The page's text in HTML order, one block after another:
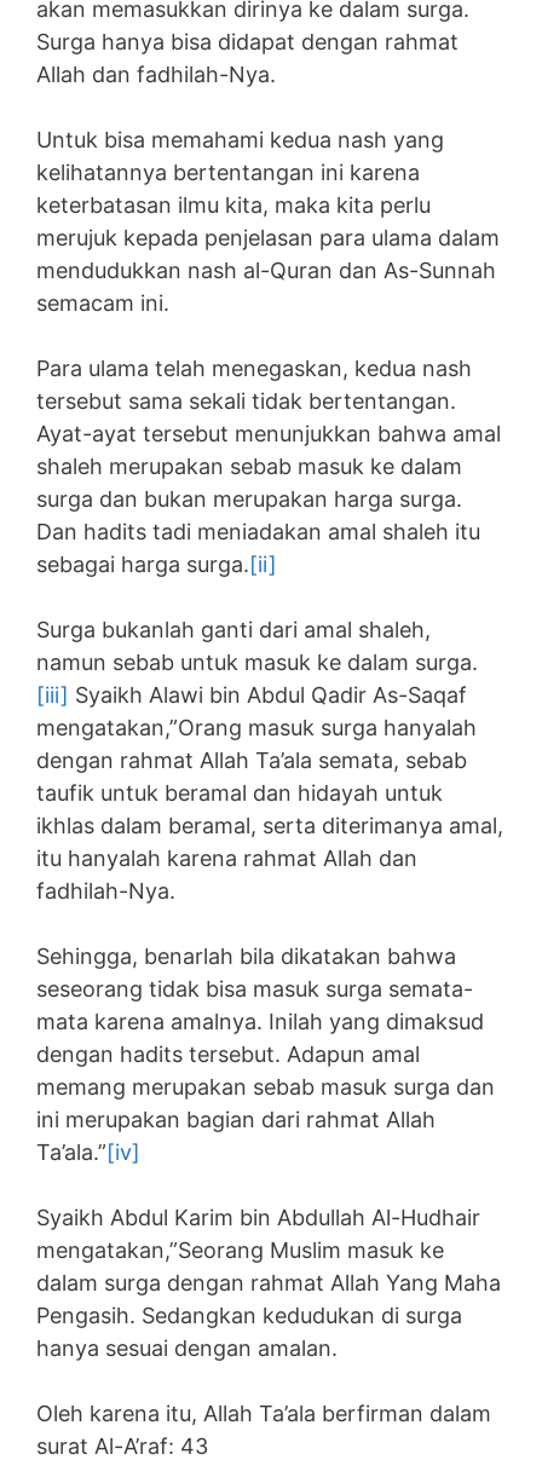
akan memasukkan dirinya ke dalam surga.
Surga hanya bisa didapat dengan rahmat
Allah dan fadhilah-Nya.
Untuk bisa memahami kedua nash yang
kelihatannya bertentangan ini karena
keterbatasan ilmu kita, maka kita perlu
merujuk kepada penjelasan para ulama dalam
mendudukkan nash al-Quran dan As-Sunnah
semacam ini.
Para ulama telah menegaskan, kedua nash
tersebut sama sekali tidak bertentangan.
Ayat-ayat tersebut menunjukkan bahwa amal
shaleh merupakan sebab masuk ke dalam
surga dan bukan merupakan harga surga.
Dan hadits tadi meniadakan amal shaleh itu
sebagai harga surga.[ii]
Surga bukanlah ganti dari amal shaleh,
namun sebab untuk masuk ke dalam surga.
[iii] Syaikh Alawi bin Abdul Qadir As-Saqaf
mengatakan,”Orang masuk surga hanyalah
dengan rahmat Allah Ta’ala semata, sebab
taufik untuk beramal dan hidayah untuk
ikhlas dalam beramal, serta diterimanya amal,
itu hanyalah karena rahmat Allah dan
fadhilah-Nya.
Sehingga, benarlah bila dikatakan bahwa
seseorang tidak bisa masuk surga semata-
mata karena amalnya. Inilah yang dimaksud
dengan hadits tersebut. Adapun amal
memang merupakan sebab masuk surga dan
ini merupakan bagian dari rahmat Allah
Ta’ala.”[iv]
Syaikh Abdul Karim bin Abdullah Al-Hudhair
mengatakan,”Seorang Muslim masuk ke
dalam surga dengan rahmat Allah Yang Maha
Pengasih. Sedangkan kedudukan di surga
hanya sesuai dengan amalan.
Oleh karena itu, Allah Ta’ala berfirman dalam
surat Al-A’raf: 43